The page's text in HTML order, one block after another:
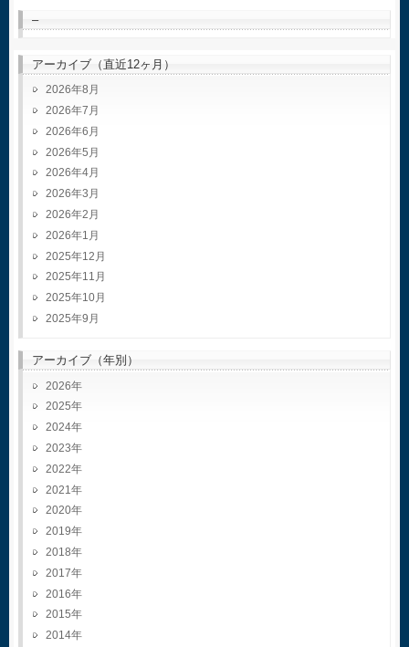
–
アーカイブ（直近12ヶ月）
2026年8月
2026年7月
2026年6月
2026年5月
2026年4月
2026年3月
2026年2月
2026年1月
2025年12月
2025年11月
2025年10月
2025年9月
アーカイブ（年別）
2026
2025
2024
2023
2022
2021
2020
2019
2018
2017
2016
2015
2014